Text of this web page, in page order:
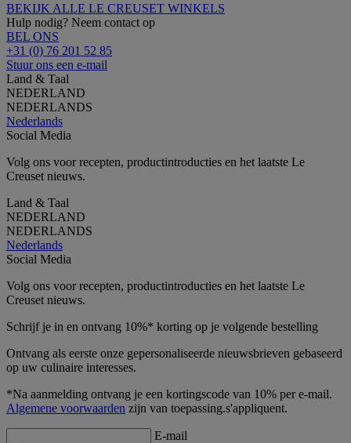
BEKIJK ALLE LE CREUSET WINKELS
Hulp nodig? Neem contact op
BEL ONS
+31 (0) 76 201 52 85
Stuur ons een e-mail
Land & Taal
NEDERLAND
NEDERLANDS
Nederlands
Social Media
Volg ons voor recepten, productintroducties en het laatste Le
Creuset nieuws.
Land & Taal
NEDERLAND
NEDERLANDS
Nederlands
Social Media
Volg ons voor recepten, productintroducties en het laatste Le
Creuset nieuws.
Schrijf je in en ontvang 10%* korting op je volgende bestelling
Ontvang als eerste onze gepersonaliseerde nieuwsbrieven gebaseerd
op uw culinaire interesses.
*Na aanmelding ontvang je een kortingscode van 10% per e-mail.
Algemene voorwaarden zijn van toepassing.s'appliquent.
E-mail